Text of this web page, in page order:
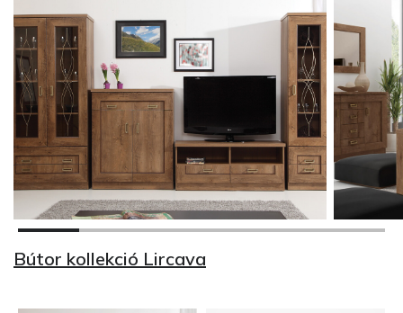
Bútor kollekció Lircava